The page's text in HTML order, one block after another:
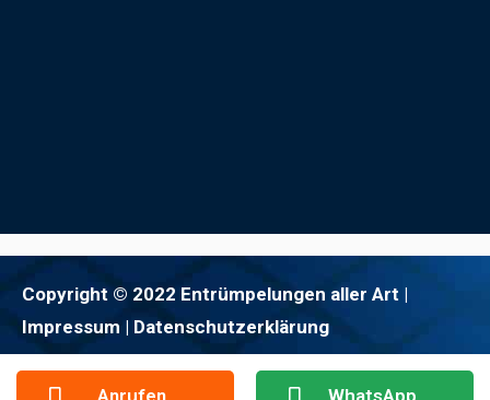
Copyright © 2022 Entrümpelungen aller Art |
Impressum | Datenschutzerklärung
Anrufen WhatsApp